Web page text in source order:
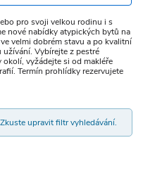
pro svoji velkou rodinu i s
nové nabídky atypických bytů na
velmi dobrém stavu a po kvalitní
Vybírejte z pestré
vyžádejte si od makléře
Termín prohlídky rezervujete
upravit filtr vyhledávání.